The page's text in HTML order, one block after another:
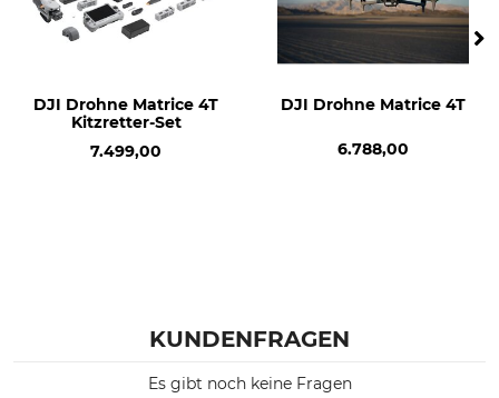
DJI Drohne Matrice 4T
Kitzretter-Set
7.499,00
DJI Drohne Matrice 4T
6.788,00
KUNDENFRAGEN
Es gibt noch keine Fragen